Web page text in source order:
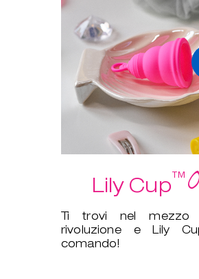
Lily Cup™
Ti trovi nel mezzo
rivoluzione e Lily
comando!